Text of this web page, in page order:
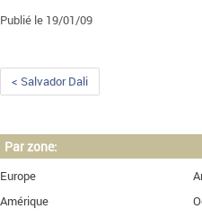
Publié le 19/01/09
< Salvador Dali
Par zone:
Europe
Amérique